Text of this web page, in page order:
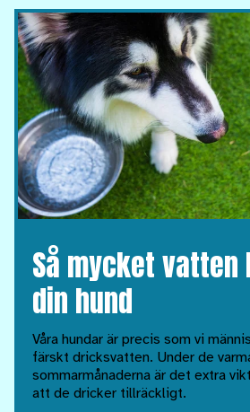
Så mycket vatten
din hund
Våra hundar är precis som vi
färskt dricksvatten. Under de
sommarmånaderna är det extra
att de dricker tillräckligt.